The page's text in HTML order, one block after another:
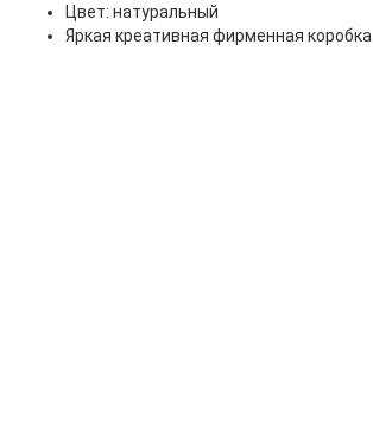
Цвет: натуральный
Яркая креативная фирменная коробка